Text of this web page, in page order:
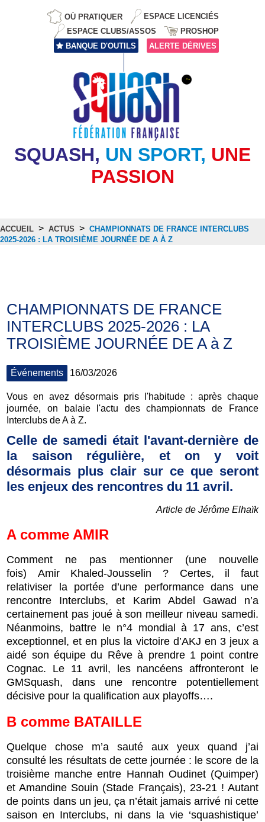
OÙ PRATIQUER
ESPACE LICENCIÉS
ESPACE CLUBS/ASSOS
PROSHOP
BANQUE D'OUTILS
ALERTE DÉRIVES
SQUASH, UN SPORT, UNE
PASSION
ACCUEIL > ACTUS > CHAMPIONNATS DE FRANCE INTERCLUBS
2025-2026 : LA TROISIÈME JOURNÉE DE A À Z
CHAMPIONNATS DE FRANCE
INTERCLUBS 2025-2026 : LA
TROISIÈME JOURNÉE DE A à Z
Événements 16/03/2026
Vous en avez désormais pris l'habitude : après chaque
journée, on balaie l'actu des championnats de France
Interclubs de A à Z.
Celle de samedi était l'avant-dernière de
la saison régulière, et on y voit
désormais plus clair sur ce que seront
les enjeux des rencontres du 11 avril.
Article de Jérôme Elhaïk
A comme AMIR
Comment ne pas mentionner (une nouvelle
fois) Amir Khaled-Jousselin ? Certes, il faut
relativiser la portée d’une performance dans une
rencontre Interclubs, et Karim Abdel Gawad n’a
certainement pas joué à son meilleur niveau samedi.
Néanmoins, battre le n°4 mondial à 17 ans, c’est
exceptionnel, et en plus la victoire d’AKJ en 3 jeux a
aidé son équipe du Rêve à prendre 1 point contre
Cognac. Le 11 avril, les nancéens affronteront le
GMSquash, dans une rencontre potentiellement
décisive pour la qualification aux playoffs….
B comme BATAILLE
Quelque chose m’a sauté aux yeux quand j’ai
consulté les résultats de cette journée : le score de la
troisième manche entre Hannah Oudinet (Quimper)
et Amandine Souin (Stade Français), 23-21 ! Autant
de points dans un jeu, ça n’était jamais arrivé ni cette
saison en Interclubs, ni dans la vie ‘squashistique’